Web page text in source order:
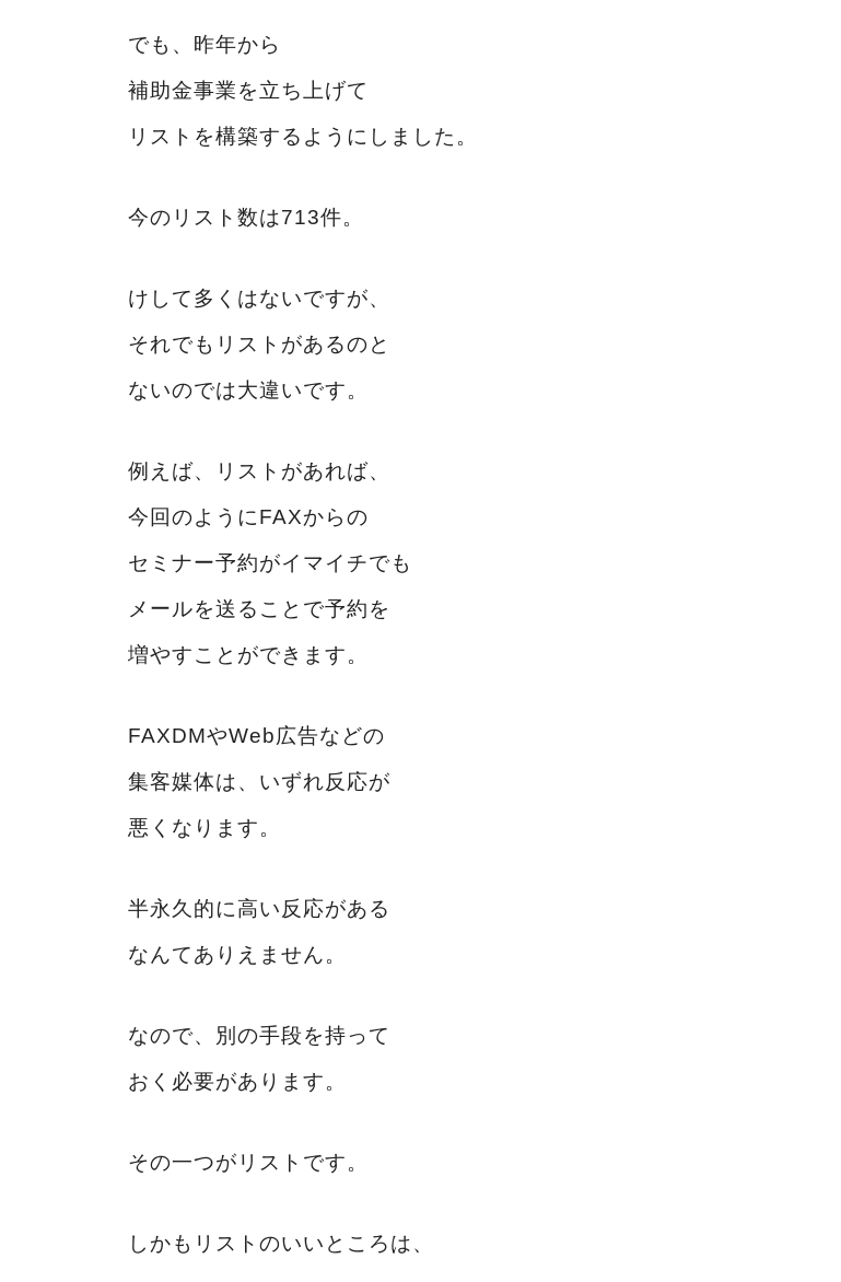
でも、昨年から
補助金事業を立ち上げて
リストを構築するようにしました。
今のリスト数は713件。
けして多くはないですが、
それでもリストがあるのと
ないのでは大違いです。
例えば、リストがあれば、
今回のようにFAXからの
セミナー予約がイマイチでも
メールを送ることで予約を
増やすことができます。
FAXDMやWeb広告などの
集客媒体は、いずれ反応が
悪くなります。
半永久的に高い反応がある
なんてありえません。
なので、別の手段を持って
おく必要があります。
その一つがリストです。
しかもリストのいいところは、